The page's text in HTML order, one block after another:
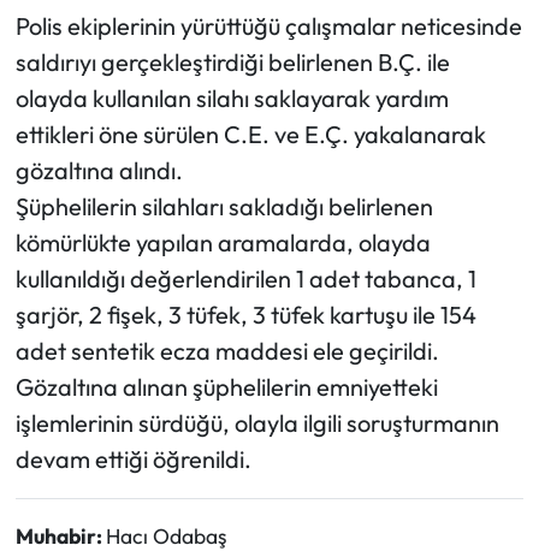
Polis ekiplerinin yürüttüğü çalışmalar neticesinde
saldırıyı gerçekleştirdiği belirlenen B.Ç. ile
olayda kullanılan silahı saklayarak yardım
ettikleri öne sürülen C.E. ve E.Ç. yakalanarak
gözaltına alındı.
Şüphelilerin silahları sakladığı belirlenen
kömürlükte yapılan aramalarda, olayda
kullanıldığı değerlendirilen 1 adet tabanca, 1
şarjör, 2 fişek, 3 tüfek, 3 tüfek kartuşu ile 154
adet sentetik ecza maddesi ele geçirildi.
Gözaltına alınan şüphelilerin emniyetteki
işlemlerinin sürdüğü, olayla ilgili soruşturmanın
devam ettiği öğrenildi.
Muhabir: Hacı Odabaş